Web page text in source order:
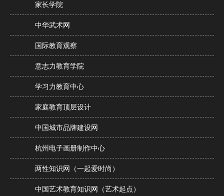
家长学院
中华武术网
国际教育观察
意志力教育学院
学习力教育中心
家庭教育顶层设计
中国城市品牌建设网
杭州电子画册制作中心
两性知识网（一起爱时尚）
中国艺术教育知识网（艺术起点）